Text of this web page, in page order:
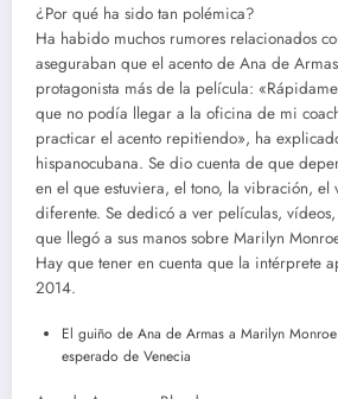
¿Por qué ha sido tan polémica?
Ha habido muchos rumores relacionados
aseguraban que el acento de Ana de
protagonista más de la película:
que no podía llegar a la oficina de mi
practicar el acento repitiendo», ha
hispanocubana. Se dio cuenta de que
en el que estuviera, el tono, la vibración,
diferente. Se dedicó a ver películas,
que llegó a sus manos sobre Marilyn
Hay que tener en cuenta que la intérprete
2014.
El guiño de Ana de Armas a Marilyn
esperado de Venecia